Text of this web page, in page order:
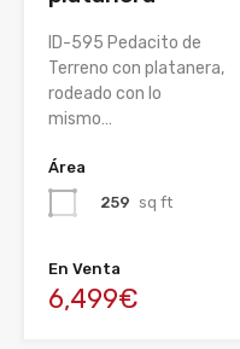
ID-595 Pedacito de
Terreno con platanera,
rodeado con lo
mismo…
Área
259 sq ft
En Venta
6,499€